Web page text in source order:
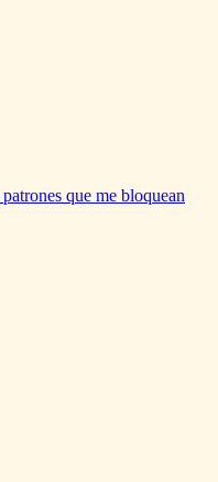
patrones que me bloquean